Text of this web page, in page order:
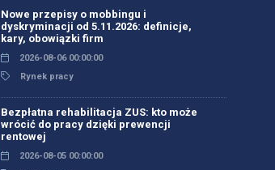
Nowe przepisy o mobbingu i
dyskryminacji od 5.11.2026: definicje,
kary, obowiązki firm
2026-08-06 00:00:00
Rynek pracy
Bezpłatna rehabilitacja ZUS: kto może
wrócić do pracy dzięki prewencji
rentowej
2026-08-05 00:00:00